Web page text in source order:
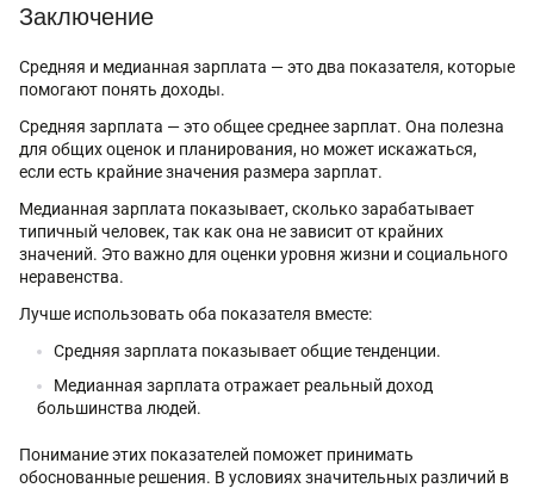
Заключение
Средняя и медианная зарплата — это два показателя, которые
помогают понять доходы.
Средняя зарплата — это общее среднее зарплат. Она полезна
для общих оценок и планирования, но может искажаться,
если есть крайние значения размера зарплат.
Медианная зарплата показывает, сколько зарабатывает
типичный человек, так как она не зависит от крайних
значений. Это важно для оценки уровня жизни и социального
неравенства.
Лучше использовать оба показателя вместе:
Средняя зарплата показывает общие тенденции.
Медианная зарплата отражает реальный доход
большинства людей.
Понимание этих показателей поможет принимать
обоснованные решения. В условиях значительных различий в